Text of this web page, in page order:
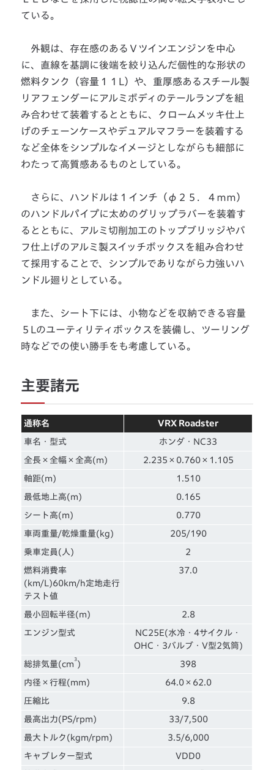
ている。
外観は、存在感のあるＶツインエンジンを中心
に、直線を基調に後端を絞り込んだ個性的な形状の
燃料タンク（容量１１L）や、重厚感あるスチール製
リアフェンダーにアルミボディのテールランプを組
み合わせて装着するとともに、クロームメッキ仕上
げのチェーンケースやデュアルマフラーを装着する
など全体をシンプルなイメージとしながらも細部に
わたって高質感あるものとしている。
さらに、ハンドルは１インチ（φ２５．４ｍｍ）
のハンドルパイプに太めのグリップラバーを装着す
るとともに、アルミ切削加工のトップブリッジやバ
フ仕上げのアルミ製スイッチボックスを組み合わせ
て採用することで、シンプルでありながら力強いハ
ンドル廻りとしている。
また、シート下には、小物などを収納できる容量
５Lのユーティリティボックスを装備し、ツーリング
時などでの使い勝手をも考慮している。
主要諸元
通称名 VRX Roadster
車名・型式 ホンダ・NC33
全長×全幅×全高(m) 2.235×0.760×1.105
軸距(m) 1.510
最低地上高(m) 0.165
シート高(m) 0.770
車両重量/乾燥重量(kg) 205/190
乗車定員(人) 2
燃料消費率
(km/L)60km/h定地走行
テスト値
37.0
最小回転半径(m) 2.8
エンジン型式
NC25E(水冷・4サイクル・
OHC・3バルブ・V型2気筒)
総排気量(cm
3
) 398
内径×行程(mm) 64.0×62.0
圧縮比 9.8
最高出力(PS/rpm) 33/7,500
最大トルク(kgm/rpm) 3.5/6,000
キャブレター型式 VDD0